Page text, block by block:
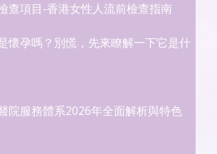
查項目-香港女性人流前檢查指南
懷孕嗎？別慌，先來瞭解一下它是什
院服務體系2026年全面解析與特色